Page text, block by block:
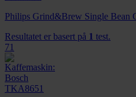
Philips Grind&Brew Single Bean
Resultatet er basert på 1 test.
71